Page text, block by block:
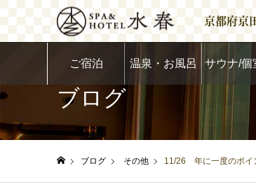
京都府京
ご宿泊 温泉・お風呂 サウナ/個
ウナ
ブログ
ブログ その他 11/26 年に一度のポイ